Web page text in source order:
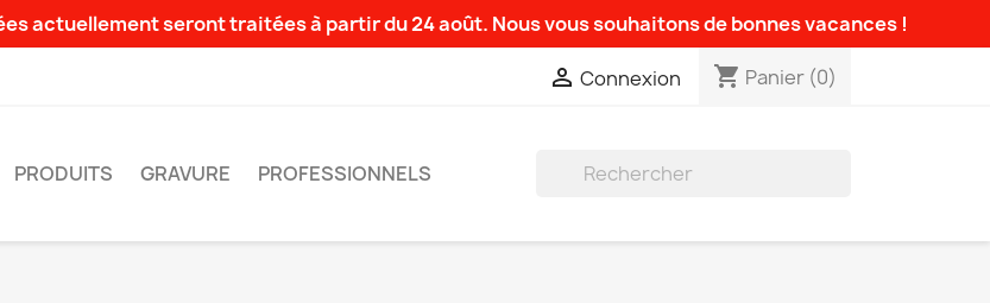
actuellement seront traitées à partir du 24 août. Nous vous souhaitons de bonnes vacances !
 Connexion shopping_cart Panier (0)
PRODUITS GRAVURE PROFESSIONNELS